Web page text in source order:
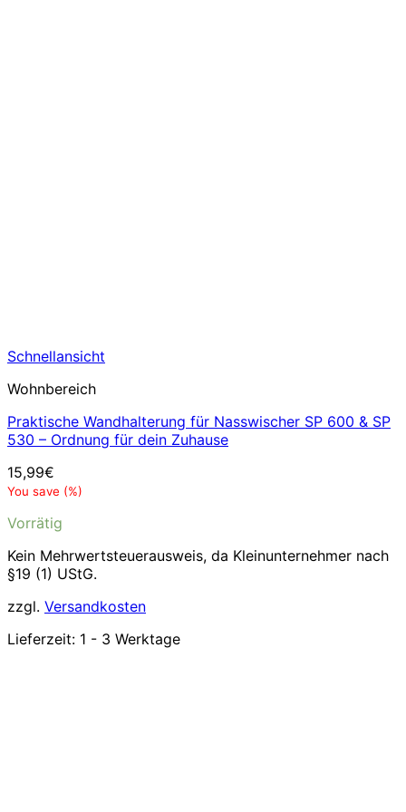
Schnellansicht
Wohnbereich
Praktische Wandhalterung für Nasswischer SP 600 & SP
530 – Ordnung für dein Zuhause
15,99€
You save (%)
Vorrätig
Kein Mehrwertsteuerausweis, da Kleinunternehmer nach
§19 (1) UStG.
zzgl. Versandkosten
Lieferzeit: 1 - 3 Werktage